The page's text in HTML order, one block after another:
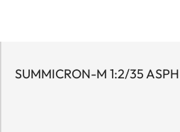
SUMMICRON-M 1:2/35